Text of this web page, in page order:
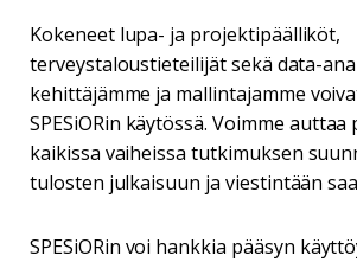
Kokeneet lupa- ja projektipäälliköt,
terveystaloustieteilijät sekä data-
kehittäjämme ja mallintajamme
SPESiORin käytössä. Voimme
kaikissa vaiheissa tutkimuksen
tulosten julkaisuun ja viestintään
SPESiORin voi hankkia pääsyn